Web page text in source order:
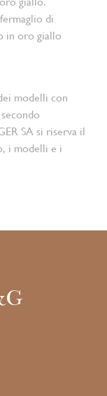
di
in oro giallo
modelli con
SA si riserva il
i modelli e i